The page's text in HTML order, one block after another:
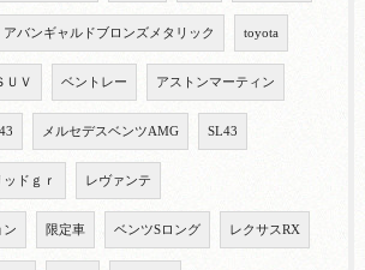
アバンギャルドブロンズメタリック toyota
ＵＶ ベントレー アストンマーティン
メルセデスベンツAMG SL43
ドｇｒ レヴァンテ
ン 限定車 ベンツSロング レクサスRX